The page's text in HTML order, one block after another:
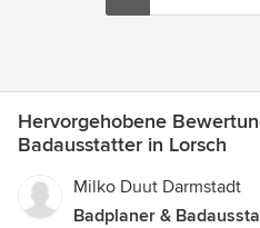
Hervorgehobene
Badausstatter in Lorsch
Milko Duut Darmstadt
Badplaner &